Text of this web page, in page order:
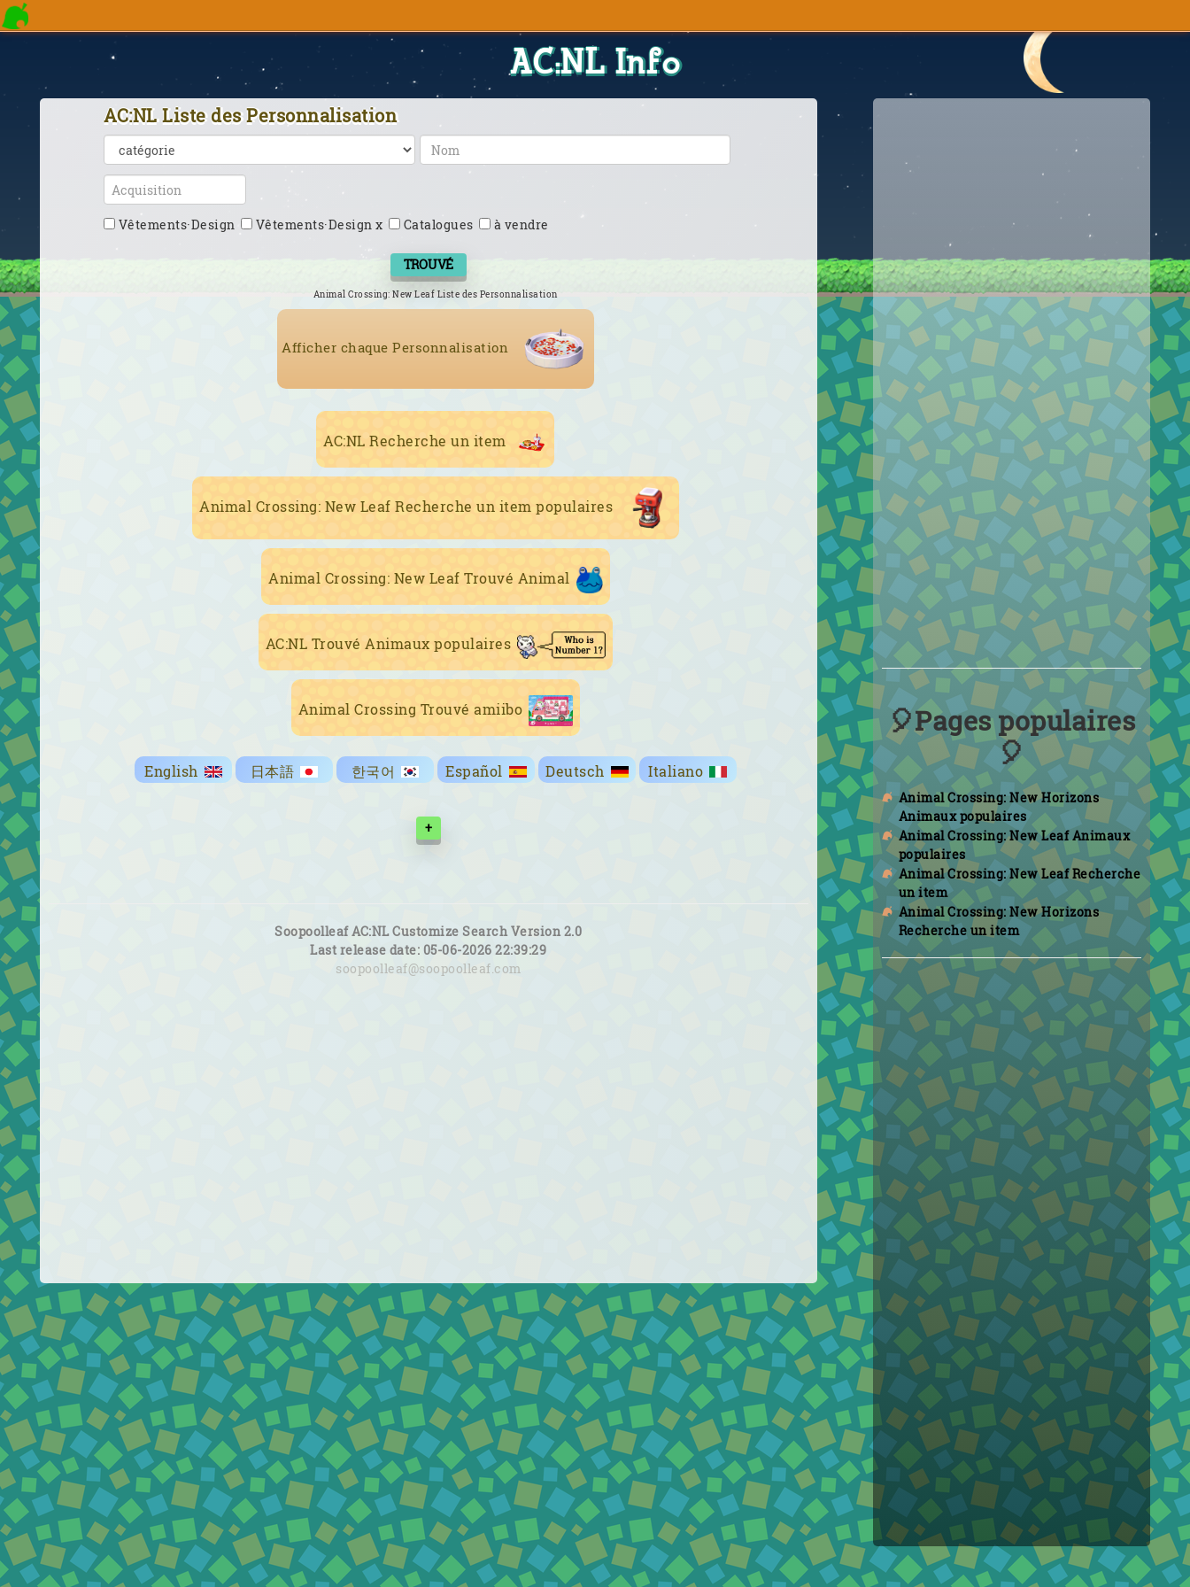
AC:NL Info
AC:NL Liste des Personnalisation
Vêtements·Design Vêtements·Design x Catalogues à vendre
TROUVÉ
Animal Crossing: New Leaf Liste des Personnalisation
Afficher chaque Personnalisation
AC:NL Recherche un item
Animal Crossing: New Leaf Recherche un item populaires
Animal Crossing: New Leaf Trouvé Animal
AC:NL Trouvé Animaux populaires
Animal Crossing Trouvé amiibo
English 日本語 한국어 Español Deutsch Italiano
+
Soopoolleaf AC:NL Customize Search Version 2.0
Last release date: 05-06-2026 22:39:29
soopoolleaf@soopoolleaf.com
🎈Pages populaires
🎈
Animal Crossing: New Horizons
Animaux populaires
Animal Crossing: New Leaf Animaux
populaires
Animal Crossing: New Leaf Recherche
un item
Animal Crossing: New Horizons
Recherche un item